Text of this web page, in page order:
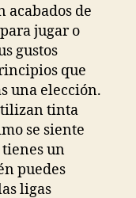
de
jugar o
gustos
que
una elección.
tinta
se siente
un
puedes
ligas